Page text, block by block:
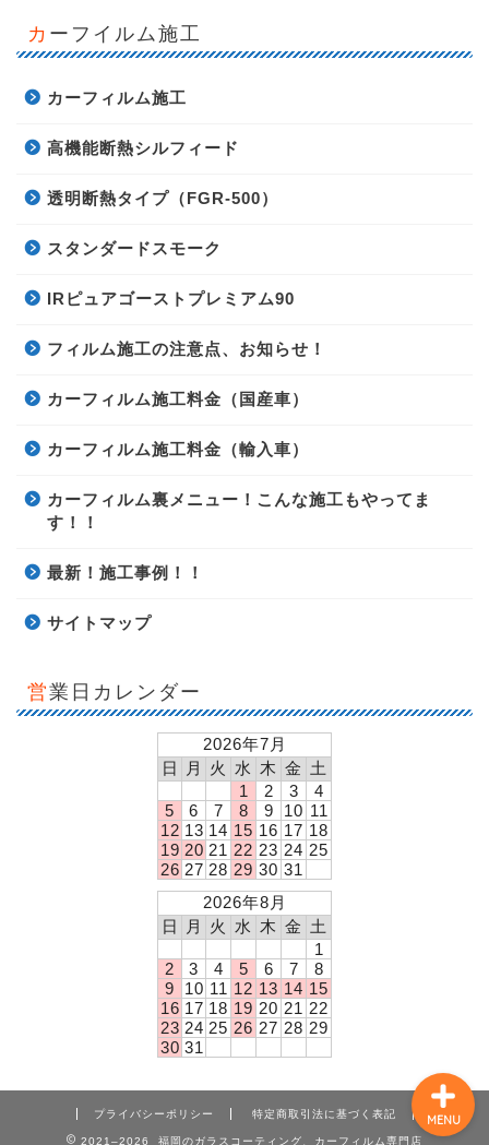
カーフイルム施工
カーフィルム施工
高機能断熱シルフィード
透明断熱タイプ（FGR-500）
スタンダードスモーク
IRピュアゴーストプレミアム90
フィルム施工の注意点、お知らせ！
カーフィルム施工料金（国産車）
カーフィルム施工料金（輸入車）
カーフィルム裏メニュー！こんな施工もやってま
す！！
最新！施工事例！！
サイトマップ
営業日カレンダー
2026年7月
日
月 火 水 木 金 土
1
2 3
4
5
6 7 8 9 10 11
12 13 14 15 16 17 18
19 20 21 22 23 24 25
26 27 28 29 30 31
2026年8月
日
月 火 水 木 金 土
1
2
3 4 5 6 7
8
9
10 11 12 13 14 15
16 17 18 19 20 21 22
23 24 25 26 27 28 29
30 31
プライバシーポリシー 特定商取引法に基づく表記
2021–2026 福岡のガラスコーティング、カーフィルム専門店
MENU
今月のキャンペーン！
店舗概要
お問い合わせ！